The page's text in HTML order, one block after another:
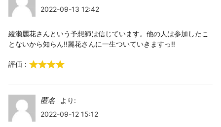
2022-09-13 12:42
綾瀬麗花さんという予想師は信じています。他の人は参加したこ
とないから知らん!!麗花さんに一生ついていきますっ!!
評価：
匿名
より:
2022-09-12 15:12